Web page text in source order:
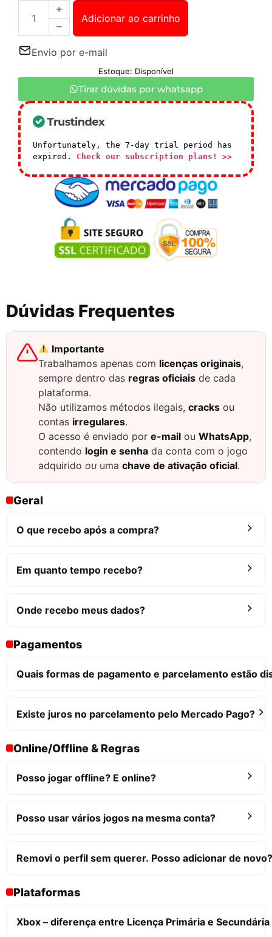
Adicionar ao carrinho
Envio por e-mail
Estoque: Disponível
Tirar dúvidas por whatsapp
Unfortunately, the 7-day trial period has
expired. Check our subscription plans! >>
Dúvidas Frequentes
Importante
Trabalhamos apenas com licenças originais,
sempre dentro das regras oficiais de cada
plataforma.
Não utilizamos métodos ilegais, cracks ou
contas irregulares.
O acesso é enviado por e-mail ou WhatsApp,
contendo login e senha da conta com o jogo
adquirido ou uma chave de ativação oficial.
Geral
O que recebo após a compra?
Em quanto tempo recebo?
Onde recebo meus dados?
Pagamentos
Quais formas de pagamento e parcelamento estão
Existe juros no parcelamento pelo Mercado Pago?
Online/Offline & Regras
Posso jogar offline? E online?
Posso usar vários jogos na mesma conta?
Removi o perfil sem querer. Posso adicionar de novo?
Plataformas
Xbox – diferença entre Licença Primária e Secundária